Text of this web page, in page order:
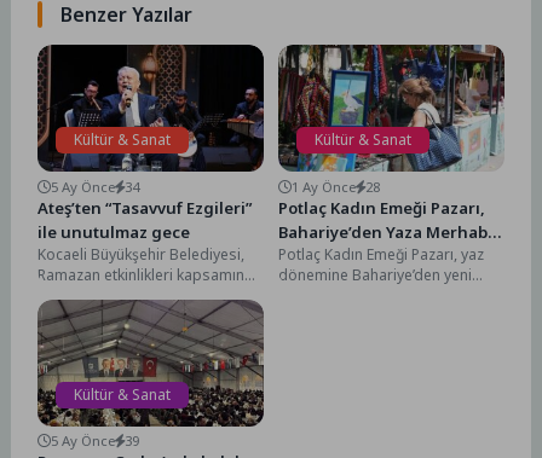
Benzer Yazılar
Kültür & Sanat
5 Ay Önce 34
Ateş’ten “Tasavvuf Ezgileri”
ile unutulmaz gece
Kocaeli Büyükşehir Belediyesi,
Ramazan etkinlikleri kapsamında
Türk tasavvuf müziğinin usta
bestekârı Amir Ateş’i konuk
etti....
Kültür & Sanat
1 Ay Önce 28
Potlaç Kadın Emeği Pazarı,
Bahariye’den Yaza Merhaba
Dedi
Potlaç Kadın Emeği Pazarı, yaz
dönemine Bahariye’den yeni
Kültür & Sanat
5 Ay Önce 39